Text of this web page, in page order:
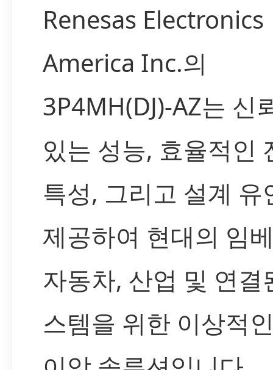
Renesas Electronics
America Inc.의
3P4MH(DJ)-AZ는 신
있는 성능, 효율적인
특성, 그리고 설계 유
제공하여 현대의 임
자동차, 산업 및 연결
스템을 위한 이상적